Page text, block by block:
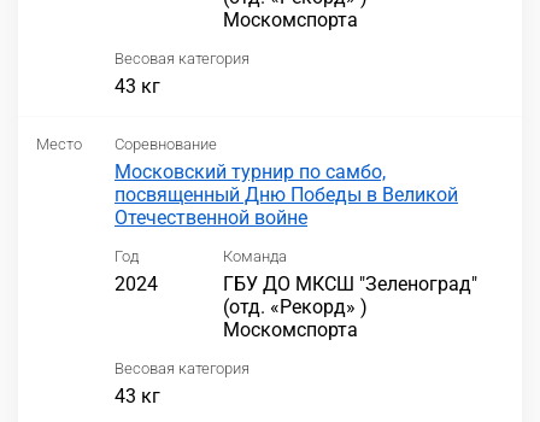
Москомспорта
Весовая категория
43 кг
Место Соревнование
Московский турнир по самбо,
посвященный Дню Победы в Великой
Отечественной войне
Год
2024
Команда
ГБУ ДО МКСШ "Зеленоград"
(отд. «Рекорд» )
Москомспорта
Весовая категория
43 кг